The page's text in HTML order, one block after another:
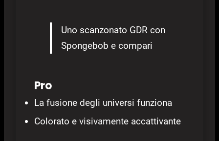
Uno scanzonato GDR con
Spongebob e compari
Pro
La fusione degli universi funziona
Colorato e visivamente accattivante